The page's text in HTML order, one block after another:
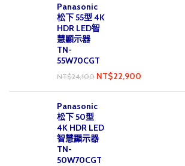
Panasonic
松下 55型 4K
HDR LED智
慧顯示器
TN-
55W70CGT
NT$24,100 NT$22,900
Panasonic
松下 50型
4K HDR LED
智慧顯示器
TN-
50W70CGT